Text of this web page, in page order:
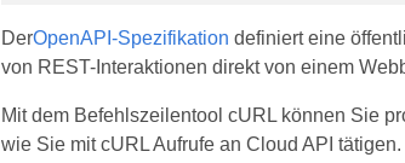
DerOpenAPI-Spezifikation definiert eine
von REST-Interaktionen direkt von einem
Mit dem Befehlszeilentool cURL können Sie
wie Sie mit cURL Aufrufe an Cloud API tätigen.